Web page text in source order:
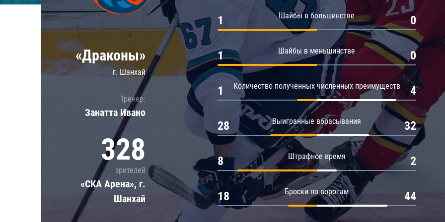
Локомотив
Шанхайские Драконы
Амур
Барыс
Салават Юлаев
«Драконы»
г. Шанхай
Тренер:
Занатта Иванo
328
зрителей
«СКА Арена», г.
Шанхай
Шайбы в большинстве
1 0
Шайбы в меньшинстве
1 0
Количество полученных численных преимуществ
1 4
Выигранные вбрасывания
28 32
Штрафное время
8 2
Броски по воротам
18 44